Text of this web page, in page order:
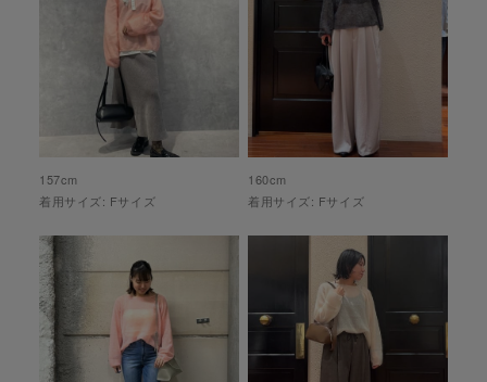
157cm
着用サイズ: Fサイズ
160cm
着用サイズ: Fサイズ